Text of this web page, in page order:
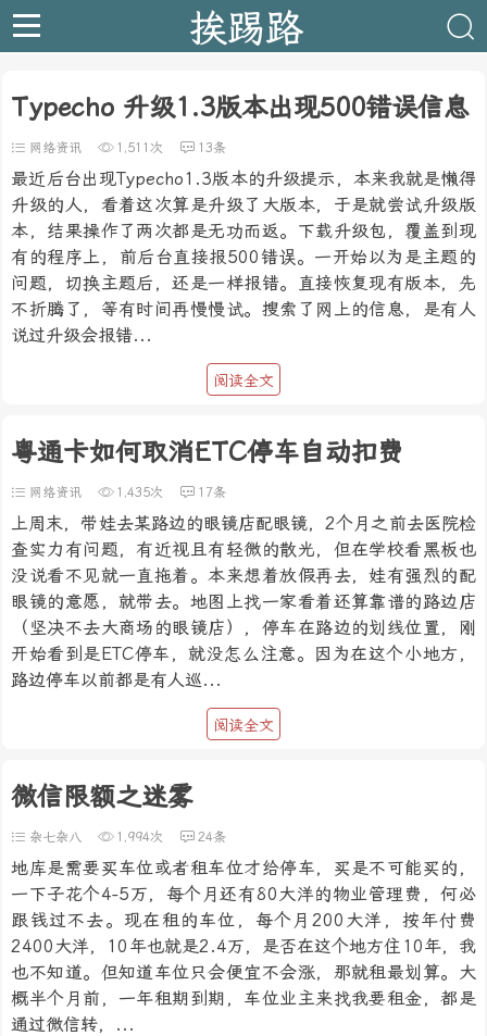
挨踢路
Typecho 升级1.3版本出现500错误信息
网络资讯 1,511次 13条
最近后台出现Typecho1.3版本的升级提示，本来我就是懒得
升级的人，看着这次算是升级了大版本，于是就尝试升级版
本，结果操作了两次都是无功而返。下载升级包，覆盖到现
有的程序上，前后台直接报500错误。一开始以为是主题的
问题，切换主题后，还是一样报错。直接恢复现有版本，先
不折腾了，等有时间再慢慢试。搜索了网上的信息，是有人
说过升级会报错...
阅读全文
粤通卡如何取消ETC停车自动扣费
网络资讯 1,435次 17条
上周末，带娃去某路边的眼镜店配眼镜，2个月之前去医院检
查实力有问题，有近视且有轻微的散光，但在学校看黑板也
没说看不见就一直拖着。本来想着放假再去，娃有强烈的配
眼镜的意愿，就带去。地图上找一家看着还算靠谱的路边店
（坚决不去大商场的眼镜店），停车在路边的划线位置，刚
开始看到是ETC停车，就没怎么注意。因为在这个小地方，
路边停车以前都是有人巡...
阅读全文
微信限额之迷雾
杂七杂八 1,994次 24条
地库是需要买车位或者租车位才给停车，买是不可能买的，
一下子花个4-5万，每个月还有80大洋的物业管理费，何必
跟钱过不去。现在租的车位，每个月200大洋，按年付费
2400大洋，10年也就是2.4万，是否在这个地方住10年，我
也不知道。但知道车位只会便宜不会涨，那就租最划算。大
概半个月前，一年租期到期，车位业主来找我要租金，都是
通过微信转，...